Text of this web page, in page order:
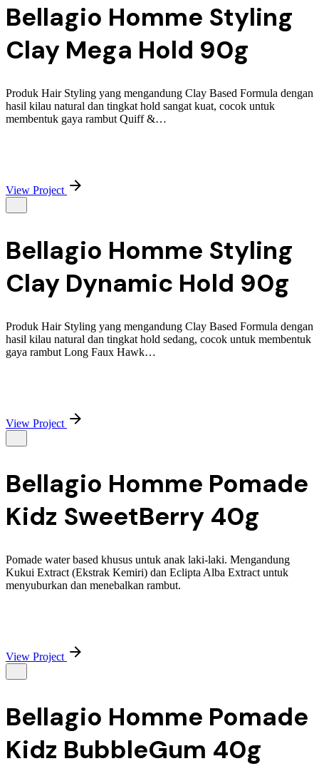
Bellagio Homme Styling
Clay Mega Hold 90g
Produk Hair Styling yang mengandung Clay Based Formula dengan
hasil kilau natural dan tingkat hold sangat kuat, cocok untuk
membentuk gaya rambut Quiff &…
View Project
Bellagio Homme Styling
Clay Dynamic Hold 90g
Produk Hair Styling yang mengandung Clay Based Formula dengan
hasil kilau natural dan tingkat hold sedang, cocok untuk membentuk
gaya rambut Long Faux Hawk…
View Project
Bellagio Homme Pomade
Kidz SweetBerry 40g
Pomade water based khusus untuk anak laki-laki. Mengandung
Kukui Extract (Ekstrak Kemiri) dan Eclipta Alba Extract untuk
menyuburkan dan menebalkan rambut.
View Project
Bellagio Homme Pomade
Kidz BubbleGum 40g